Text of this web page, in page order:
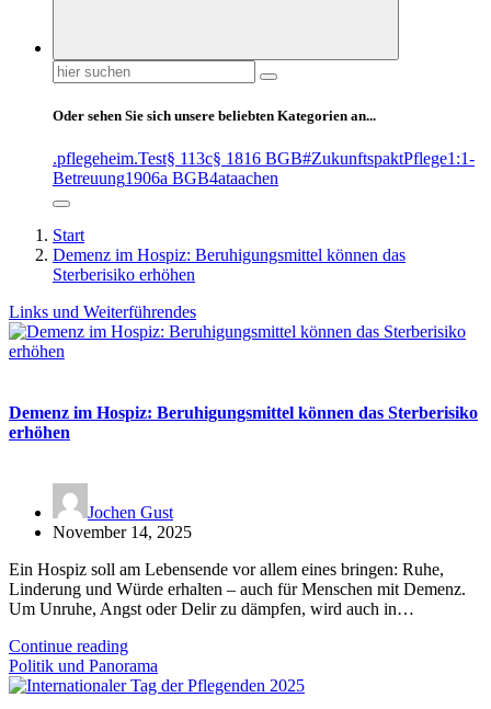
Suchen
nach:
Oder sehen Sie sich unsere beliebten Kategorien an...
.pflegeheim.Test§ 113c§ 1816 BGB#ZukunftspaktPflege1:1-
Betreuung1906a BGB4ataachen
Start
Demenz im Hospiz: Beruhigungsmittel können das
Sterberisiko erhöhen
Links und Weiterführendes
Demenz im Hospiz: Beruhigungsmittel können das Sterberisiko
erhöhen
Jochen Gust
November 14, 2025
Ein Hospiz soll am Lebensende vor allem eines bringen: Ruhe,
Linderung und Würde erhalten – auch für Menschen mit Demenz.
Um Unruhe, Angst oder Delir zu dämpfen, wird auch in…
Continue reading
Politik und Panorama